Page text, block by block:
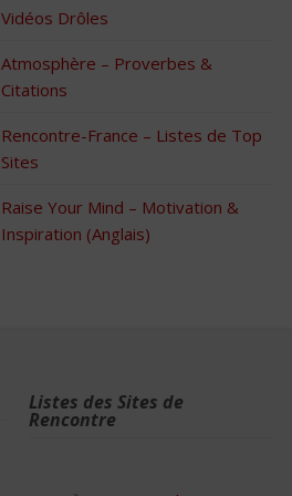
Vidéos Drôles
Atmosphère – Proverbes &
Citations
Rencontre-France – Listes de Top
Sites
Raise Your Mind – Motivation &
Inspiration (Anglais)
Listes des Sites de
Rencontre